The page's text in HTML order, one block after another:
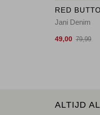
RED
Jani Denim
49,00 79,99
ALTIJD